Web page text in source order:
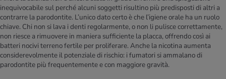
inequivocabile sul perché alcuni soggetti risultino più predisposti di altri a
contrarre la parodontite. L’unico dato certo è che l’igiene orale ha un ruolo
chiave. Chi non si lava i denti regolarmente, o non li pulisce correttamente,
non riesce a rimuovere in maniera sufficiente la placca, offrendo così ai
batteri nocivi terreno fertile per proliferare. Anche la nicotina aumenta
considerevolmente il potenziale di rischio: i fumatori si ammalano di
parodontite più frequentemente e con maggiore gravità.